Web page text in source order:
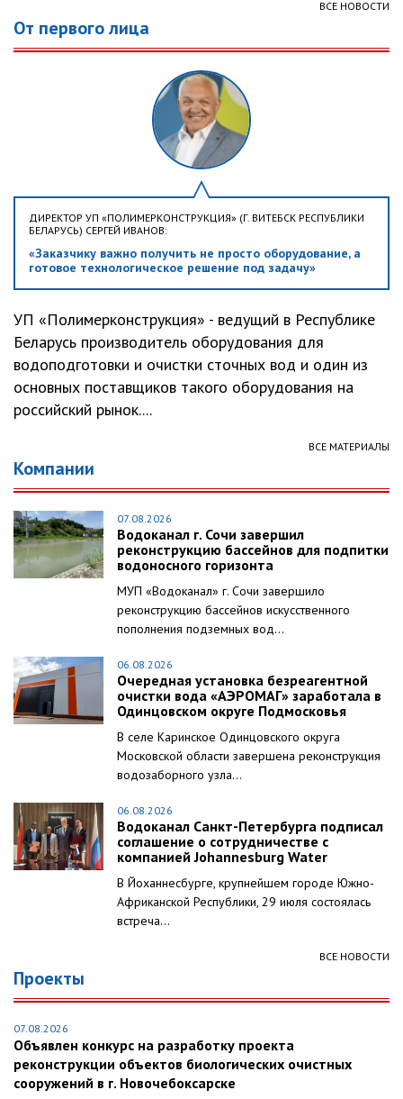
ВСЕ НОВОСТИ
От первого лица
ДИРЕКТОР УП «ПОЛИМЕРКОНСТРУКЦИЯ» (Г. ВИТЕБСК РЕСПУБЛИКИ
БЕЛАРУСЬ) СЕРГЕЙ ИВАНОВ:
«Заказчику важно получить не просто оборудование, а
готовое технологическое решение под задачу»
УП «Полимерконструкция» - ведущий в Республике
Беларусь производитель оборудования для
водоподготовки и очистки сточных вод и один из
основных поставщиков такого оборудования на
российский рынок....
ВСЕ МАТЕРИАЛЫ
Компании
07.08.2026
Водоканал г. Сочи завершил
реконструкцию бассейнов для подпитки
водоносного горизонта
МУП «Водоканал» г. Сочи завершило
реконструкцию бассейнов искусственного
пополнения подземных вод...
06.08.2026
Очередная установка безреагентной
очистки вода «АЭРОМАГ» заработала в
Одинцовском округе Подмосковья
В селе Каринское Одинцовского округа
Московской области завершена реконструкция
водозаборного узла...
06.08.2026
Водоканал Санкт-Петербурга подписал
соглашение о сотрудничестве с
компанией Johannesburg Water
В Йоханнесбурге, крупнейшем городе Южно-
Африканской Республики, 29 июля состоялась
встреча...
ВСЕ НОВОСТИ
Проекты
07.08.2026
Объявлен конкурс на разработку проекта
реконструкции объектов биологических очистных
сооружений в г. Новочебоксарске